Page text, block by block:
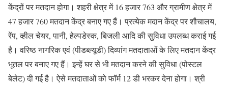
केंद्रों पर मतदान होगा। शहरी क्षेत्र में 16 हजार 763 और ग्रामीण क्षेत्र में
47 हजार 760 मतदान केंद्र बनाए गए हैं। प्रत्येक मदान केंद्र पर शौचालय,
रेंप, व्हील चेयर, पानी, हेल्पडेस्क, बिजली आदि की सुविधा उपलब्ध कराई गई
है। वरिष्ठ नागरिक एवं (पीडब्ल्यूडी) दिव्यांग मतदाताओं के लिए मतदान केंद्र
भूतल पर बनाए गए हैं। इन्हें घर से भी मतदान करने की सुविधा (पोस्टल
बेलेट) दी गई है। ऐसे मतदाताओं को फॉर्म 12 डी भरकर देना होगा। श्री